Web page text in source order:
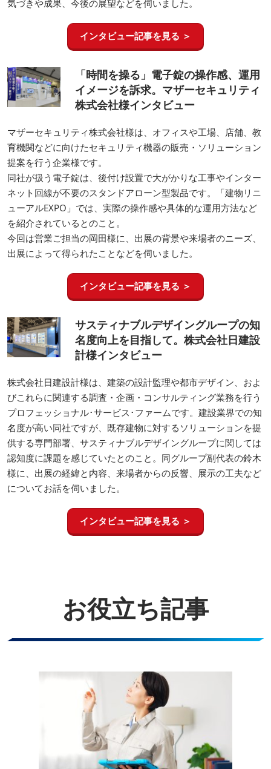
「メタルフュージョン」開発者の磯脇様に、出展によって得た
気づきや成果、今後の展望などを伺いました。
インタビュー記事を見る ＞
「時間を操る」電子錠の操作感、運用
イメージを訴求。マザーセキュリティ
株式会社様インタビュー
マザーセキュリティ株式会社様は、オフィスや工場、店舗、教
育機関などに向けたセキュリティ機器の販売・ソリューション
提案を行う企業様です。
同社が扱う電子錠は、後付け設置で大がかりな工事やインター
ネット回線が不要のスタンドアローン型製品です。「建物リニ
ューアルEXPO」では、実際の操作感や具体的な運用方法など
を紹介されているとのこと。
今回は営業ご担当の岡田様に、出展の背景や来場者のニーズ、
出展によって得られたことなどを伺いました。
インタビュー記事を見る ＞
サスティナブルデザイングループの知
名度向上を目指して。株式会社日建設
計様インタビュー
株式会社日建設計様は、建築の設計監理や都市デザイン、およ
びこれらに関連する調査・企画・コンサルティング業務を行う
プロフェッショナル･サービス･ファームです。建設業界での知
名度が高い同社ですが、既存建物に対するソリューションを提
供する専門部署、サスティナブルデザイングループに関しては
認知度に課題を感じていたとのこと。同グループ副代表の鈴木
様に、出展の経緯と内容、来場者からの反響、展示の工夫など
についてお話を伺いました。
インタビュー記事を見る ＞
お役立ち記事